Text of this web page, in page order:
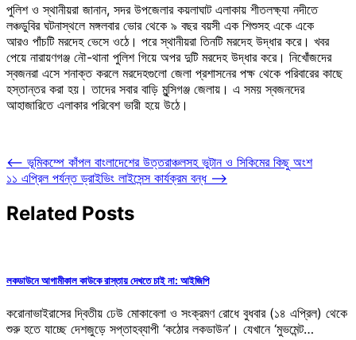
পুলিশ ও স্থানীয়রা জানান, সদর উপজেলার কয়লাঘাট এলাকায় শীতলক্ষ্যা নদীতে
লঞ্চডুবির ঘটনাস্থলে মঙ্গলবার ভোর থেকে ৯ বছর বয়সী এক শিশুসহ একে একে
আরও পাঁচটি মরদেহ ভেসে ওঠে। পরে স্থানীয়রা তিনটি মরদেহ উদ্ধার করে। খবর
পেয়ে নারায়ণগঞ্জ নৌ-থানা পুলিশ গিয়ে অপর দুটি মরদেহ উদ্ধার করে। নিখোঁজদের
স্বজনরা এসে শনাক্ত করলে মরদেহগুলো জেলা প্রশাসনের পক্ষ থেকে পরিবারের কাছে
হস্তান্তর করা হয়। তাদের সবার বাড়ি মুন্সিগঞ্জ জেলায়। এ সময় স্বজনদের
আহাজারিতে এলাকার পরিবেশ ভারী হয়ে উঠে।
Post
navigation
⟵ ভূমিকম্পে কাঁপল বাংলাদেশের উত্তরাঞ্চলসহ ভুটান ও সিকিমের কিছু অংশ
১১ এপ্রিল পর্যন্ত ড্রাইভিং লাইসেন্স কার্যক্রম বন্ধ ⟶
Related Posts
লকডাউনে আগামীকাল কাউকে রাস্তায় দেখতে চাই না: আইজিপি
করোনাভাইরাসের দ্বিতীয় ঢেউ মোকাবেলা ও সংক্রমণ রোধে বুধবার (১৪ এপ্রিল) থেকে
শুরু হতে যাচ্ছে দেশজুড়ে সপ্তাহব্যাপী ‘কঠোর লকডাউন’। যেখানে ‘মুভমেন্ট…